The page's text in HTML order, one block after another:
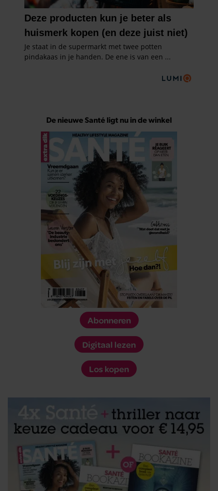
De nieuwe Santé ligt nu in de winkel
Abonneren
Digitaal lezen
Los kopen